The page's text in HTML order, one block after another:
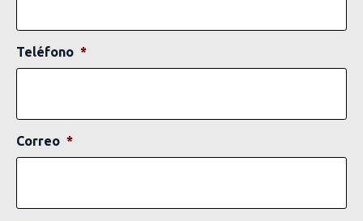
Teléfono *
Correo *